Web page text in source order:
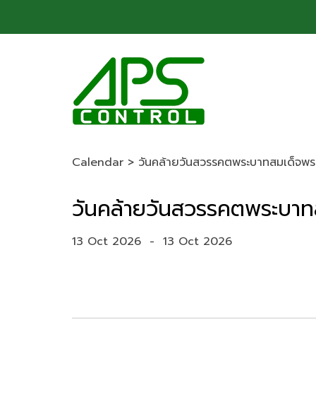
Calendar > วันคล้ายวันสวรรคตพระบาทสมเด็จ
วันคล้ายวันสวรรคตพระบา
13 Oct 2026 - 13 Oct 2026